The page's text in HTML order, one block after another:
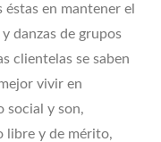
en mantener el
danzas de grupos
clientelas se saben
vivir en
social y son,
libre y de mérito,